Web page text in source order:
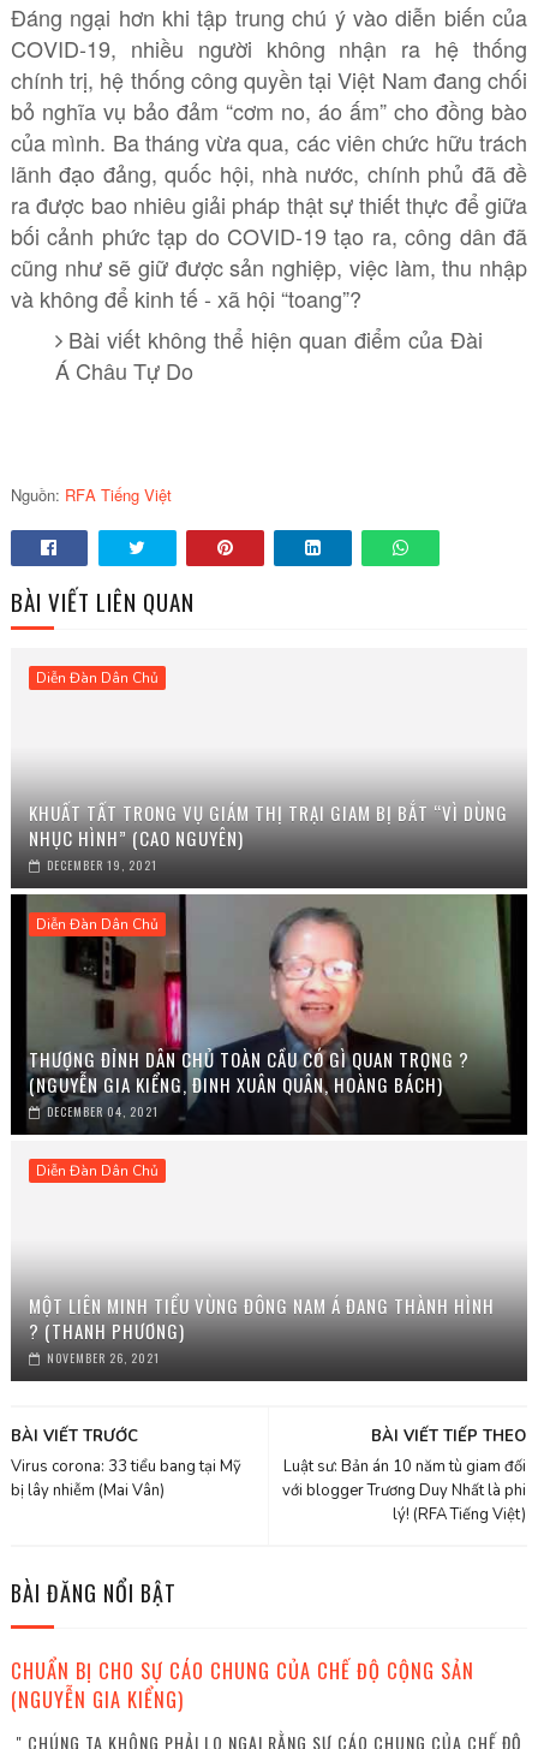
Đáng ngại hơn khi tập trung chú ý vào diễn biến của
COVID-19, nhiều người không nhận ra hệ thống
chính trị, hệ thống công quyền tại Việt Nam đang chối
bỏ nghĩa vụ bảo đảm “cơm no, áo ấm” cho đồng bào
của mình. Ba tháng vừa qua, các viên chức hữu trách
lãnh đạo đảng, quốc hội, nhà nước, chính phủ đã đề
ra được bao nhiêu giải pháp thật sự thiết thực để giữa
bối cảnh phức tạp do COVID-19 tạo ra, công dân đã
cũng như sẽ giữ được sản nghiệp, việc làm, thu nhập
và không để kinh tế - xã hội “toang”?
Bài viết không thể hiện quan điểm của Đài
Á Châu Tự Do
Nguồn: RFA Tiếng Việt
BÀI VIẾT LIÊN QUAN
Diễn Đàn Dân Chủ
KHUẤT TẤT TRONG VỤ GIÁM THỊ TRẠI GIAM BỊ BẮT “VÌ DÙNG
NHỤC HÌNH” (CAO NGUYÊN)
DECEMBER 19, 2021
Diễn Đàn Dân Chủ
THƯỢNG ĐỈNH DÂN CHỦ TOÀN CẦU CÓ GÌ QUAN TRỌNG ?
(NGUYỄN GIA KIỂNG, ĐINH XUÂN QUÂN, HOÀNG BÁCH)
DECEMBER 04, 2021
Diễn Đàn Dân Chủ
MỘT LIÊN MINH TIỂU VÙNG ĐÔNG NAM Á ĐANG THÀNH HÌNH
? (THANH PHƯƠNG)
NOVEMBER 26, 2021
BÀI VIẾT TIẾP THEO
Luật sư: Bản án 10 năm tù giam đối
với blogger Trương Duy Nhất là phi
lý! (RFA Tiếng Việt)
BÀI VIẾT TRƯỚC
Virus corona: 33 tiểu bang tại Mỹ
bị lây nhiễm (Mai Vân)
BÀI ĐĂNG NỔI BẬT
CHUẨN BỊ CHO SỰ CÁO CHUNG CỦA CHẾ ĐỘ CỘNG SẢN
(NGUYỄN GIA KIỂNG)
" CHÚNG TA KHÔNG PHẢI LO NGẠI RẰNG SỰ CÁO CHUNG CỦA CHẾ ĐỘ